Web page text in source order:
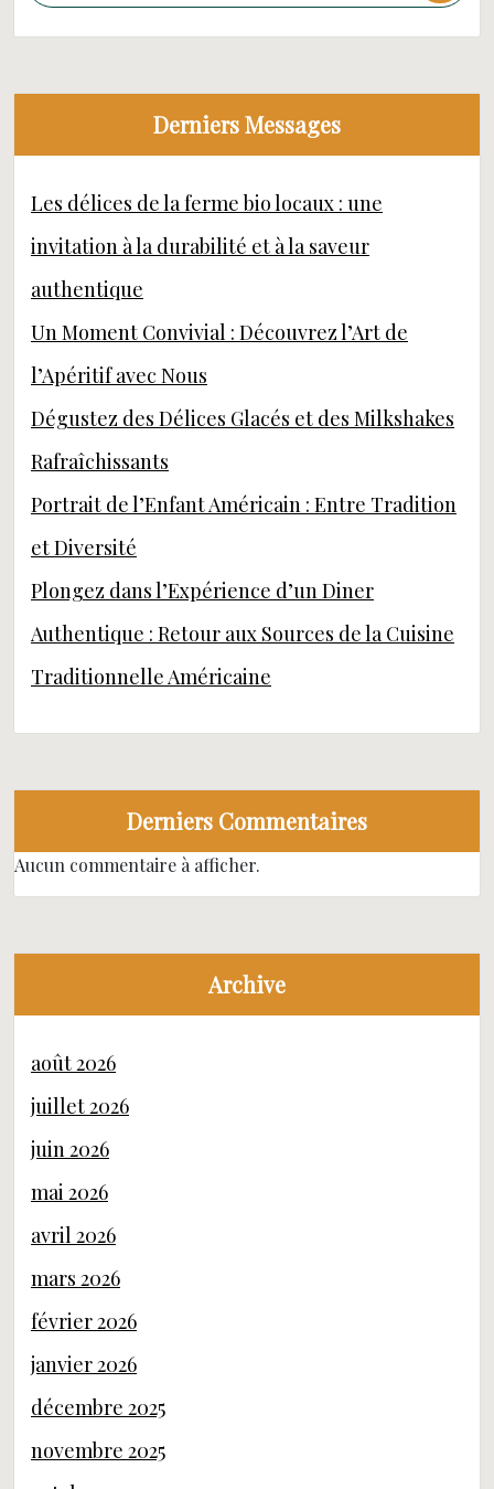
Derniers Messages
Les délices de la ferme bio locaux : une
invitation à la durabilité et à la saveur
authentique
Un Moment Convivial : Découvrez l’Art de
l’Apéritif avec Nous
Dégustez des Délices Glacés et des Milkshakes
Rafraîchissants
Portrait de l’Enfant Américain : Entre Tradition
et Diversité
Plongez dans l’Expérience d’un Diner
Authentique : Retour aux Sources de la Cuisine
Traditionnelle Américaine
Derniers Commentaires
Aucun commentaire à afficher.
Archive
août 2026
juillet 2026
juin 2026
mai 2026
avril 2026
mars 2026
février 2026
janvier 2026
décembre 2025
novembre 2025